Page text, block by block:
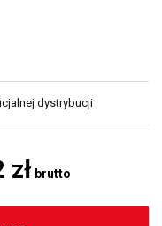
dystrybucji
zł brutto